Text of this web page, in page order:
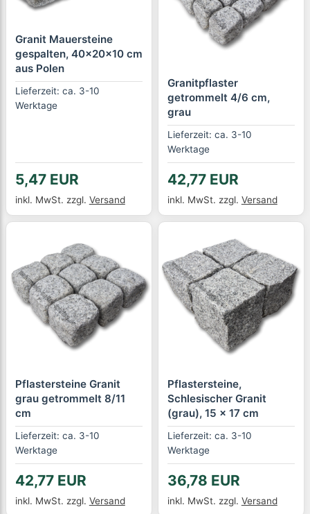
Granit Mauersteine
gespalten, 40x20x10 cm
aus Polen
Lieferzeit: ca. 3-10
Werktage
5,47 EUR
inkl. MwSt. zzgl. Versand
Granitpflaster
getrommelt 4/6 cm,
grau
Lieferzeit: ca. 3-10
Werktage
42,77 EUR
inkl. MwSt. zzgl. Versand
Pflastersteine Granit
grau getrommelt 8/11
cm
Lieferzeit: ca. 3-10
Werktage
42,77 EUR
inkl. MwSt. zzgl. Versand
Pflastersteine,
Schlesischer Granit
(grau), 15 x 17 cm
Lieferzeit: ca. 3-10
Werktage
36,78 EUR
inkl. MwSt. zzgl. Versand